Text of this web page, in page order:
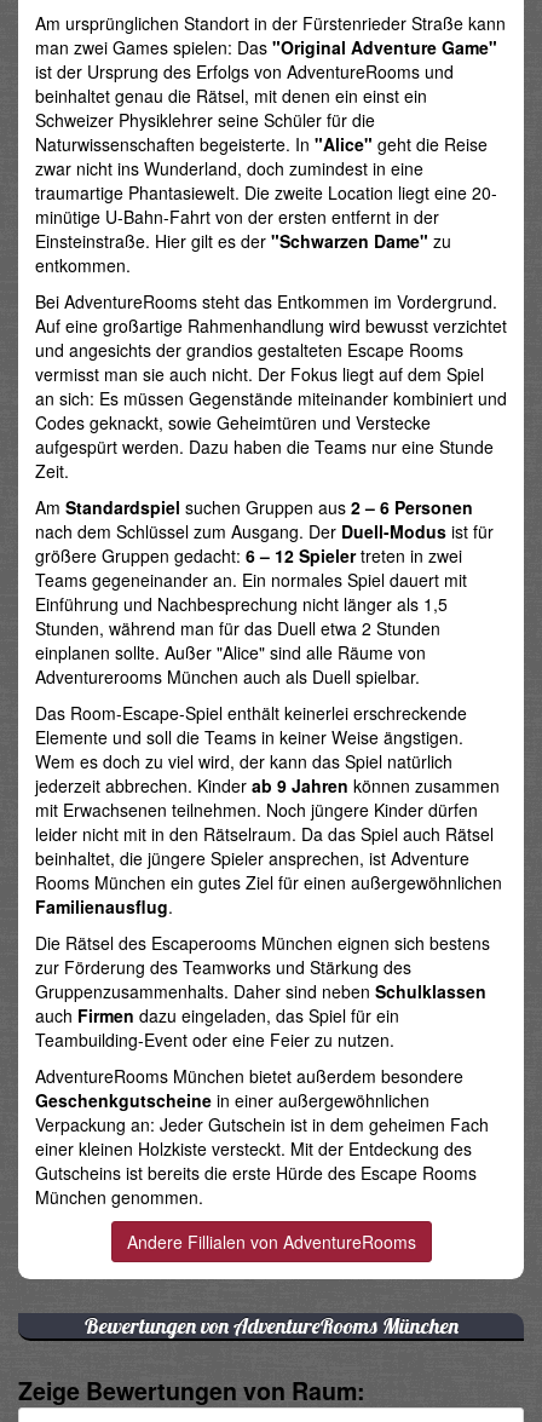
Am ursprünglichen Standort in der Fürstenrieder Straße kann
man zwei Games spielen: Das "Original Adventure Game"
ist der Ursprung des Erfolgs von AdventureRooms und
beinhaltet genau die Rätsel, mit denen ein einst ein
Schweizer Physiklehrer seine Schüler für die
Naturwissenschaften begeisterte. In "Alice" geht die Reise
zwar nicht ins Wunderland, doch zumindest in eine
traumartige Phantasiewelt. Die zweite Location liegt eine 20-
minütige U-Bahn-Fahrt von der ersten entfernt in der
Einsteinstraße. Hier gilt es der "Schwarzen Dame" zu
entkommen.
Bei AdventureRooms steht das Entkommen im Vordergrund.
Auf eine großartige Rahmenhandlung wird bewusst verzichtet
und angesichts der grandios gestalteten Escape Rooms
vermisst man sie auch nicht. Der Fokus liegt auf dem Spiel
an sich: Es müssen Gegenstände miteinander kombiniert und
Codes geknackt, sowie Geheimtüren und Verstecke
aufgespürt werden. Dazu haben die Teams nur eine Stunde
Zeit.
Am Standardspiel suchen Gruppen aus 2 – 6 Personen
nach dem Schlüssel zum Ausgang. Der Duell-Modus ist für
größere Gruppen gedacht: 6 – 12 Spielertreten in zwei
Teams gegeneinander an. Ein normales Spiel dauert mit
Einführung und Nachbesprechung nicht länger als 1,5
Stunden, während man für das Duell etwa 2 Stunden
einplanen sollte. Außer "Alice" sind alle Räume von
Adventurerooms München auch als Duell spielbar.
Das Room-Escape-Spiel enthält keinerlei erschreckende
Elemente und soll die Teams in keiner Weise ängstigen.
Wem es doch zu viel wird, der kann das Spiel natürlich
jederzeit abbrechen. Kinder ab 9 Jahren können zusammen
mit Erwachsenen teilnehmen. Noch jüngere Kinder dürfen
leider nicht mit in den Rätselraum. Da das Spiel auch Rätsel
beinhaltet, die jüngere Spieler ansprechen, ist Adventure
Rooms München ein gutes Ziel für einen außergewöhnlichen
Familienausflug.
Die Rätsel des Escaperooms München eignen sich bestens
zur Förderung des Teamworks und Stärkung des
Gruppenzusammenhalts. Daher sind neben Schulklassen
auch Firmen dazu eingeladen, das Spiel für ein
Teambuilding-Event oder eine Feier zu nutzen.
AdventureRooms München bietet außerdem besondere
Geschenkgutscheine in einer außergewöhnlichen
Verpackung an: Jeder Gutschein ist in dem geheimen Fach
einer kleinen Holzkiste versteckt. Mit der Entdeckung des
Gutscheins ist bereits die erste Hürde des Escape Rooms
München genommen.
Bewertungen von AdventureRooms München
Zeige Bewertungen von Raum: